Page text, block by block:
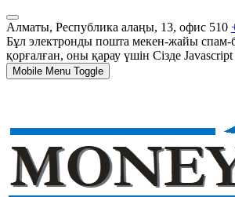
Алматы, Республика алаңы, 13, офис 510
Бұл электронды пошта мекен-жайы спам-
қорғалған, оны қарау үшін Сізде
Mobile Menu Toggle